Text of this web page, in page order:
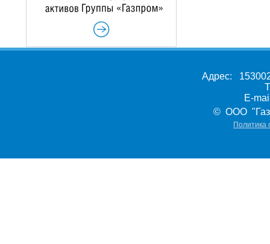
Адрес:
E-
© ООО
Политика